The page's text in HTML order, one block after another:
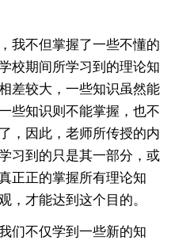
我不但掌握了一些不懂的
校期间所学习到的理论知
差较大，一些知识虽然能
些知识则不能掌握，也不
，因此，老师所传授的内
习到的只是其一部分，或
正正的掌握所有理论知
，才能达到这个目的。
们不仅学到一些新的知